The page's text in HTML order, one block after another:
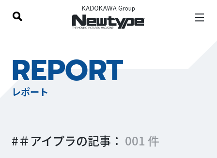
REPORT
レポート
#＃アイプラの記事： 001 件